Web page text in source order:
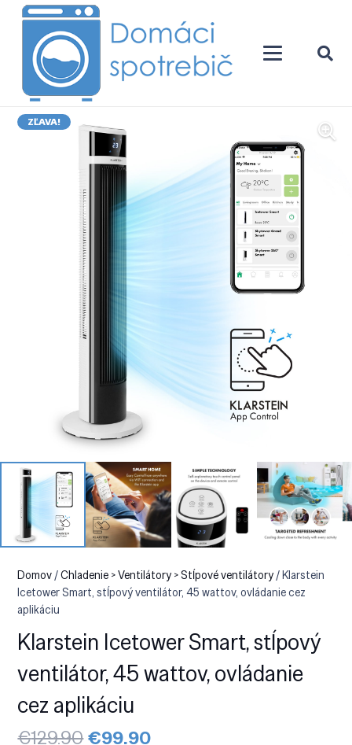
ZĽAVA!
Domov/Chladenie > Ventilátory > Stĺpové ventilátory/ Klarstein
Icetower Smart, stĺpový ventilátor, 45 wattov, ovládanie cez
aplikáciu
Klarstein Icetower Smart, stĺpový
ventilátor, 45 wattov, ovládanie
cez aplikáciu
€129.90Pôvodná
€99.90Aktuálna